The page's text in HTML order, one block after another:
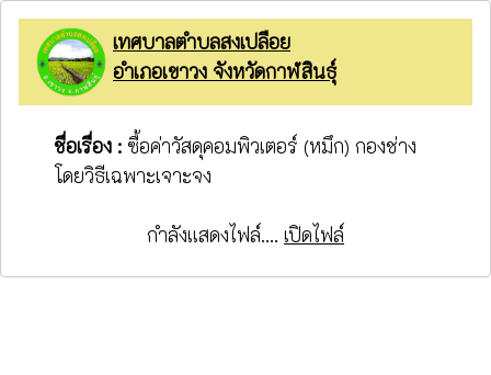
เทศบาลตำบลสงเปลือย
อำเภอเขาวง จังหวัดกาฬสินธุ์
ชื่อเรื่อง : ซื้อค่าวัสดุคอมพิวเตอร์ (หมึก) กองช่าง
โดยวิธีเฉพาะเจาะจง
กำลังแสดงไฟล์.... เปิดไฟล์